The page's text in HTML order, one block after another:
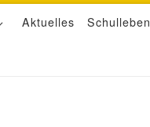
Aktuelles Schulleben